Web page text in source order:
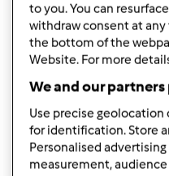
WESZLAM W TEN WATEK
MIEJSCE GDZIE
PO PROSTU FORUM
TEMAT DIET A ZE TYM SIE
JESTEM PODPADNIETA
PRZEPROSINY.
to you. You can
withdraw consent at
the bottom of the
Website. For more
We and our
Use precise
for identification. Store
Personalised
measurement,